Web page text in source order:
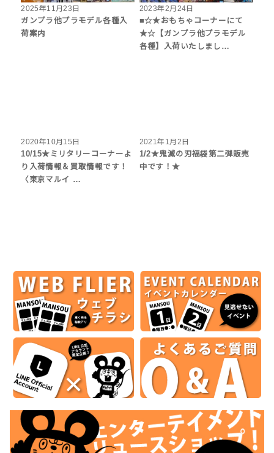
2025年11月23日
ガンプラ他プラモデル各種入
荷案内
2023年2月24日
■☆★おもちゃコーナーにて
★☆【ガンプラ他プラモデル
各種】入荷いたしまし…
2020年10月15日
10/15★ミリタリーコーナーよ
り入荷情報＆買取情報です！
〈東京マルイ …
2021年1月2日
1/2★鬼滅の刃福袋第二弾販売
中です！★